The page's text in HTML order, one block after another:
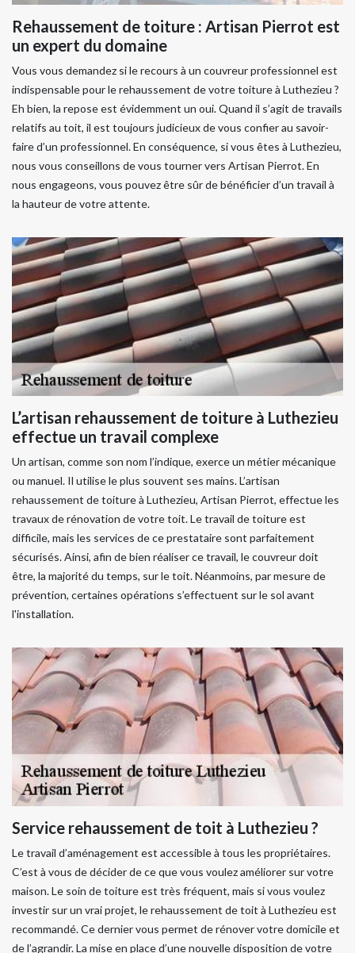
Rehaussement de toiture : Artisan Pierrot est
un expert du domaine
Vous vous demandez si le recours à un couvreur professionnel est
indispensable pour le rehaussement de votre toiture à Luthezieu ?
Eh bien, la repose est évidemment un oui. Quand il s’agit de travails
relatifs au toit, il est toujours judicieux de vous confier au savoir-
faire d’un professionnel. En conséquence, si vous êtes à Luthezieu,
nous vous conseillons de vous tourner vers Artisan Pierrot. En
nous engageons, vous pouvez être sûr de bénéficier d’un travail à
la hauteur de votre attente.
L’artisan rehaussement de toiture à Luthezieu
effectue un travail complexe
Un artisan, comme son nom l’indique, exerce un métier mécanique
ou manuel. Il utilise le plus souvent ses mains. L’artisan
rehaussement de toiture à Luthezieu, Artisan Pierrot, effectue les
travaux de rénovation de votre toit. Le travail de toiture est
difficile, mais les services de ce prestataire sont parfaitement
sécurisés. Ainsi, afin de bien réaliser ce travail, le couvreur doit
être, la majorité du temps, sur le toit. Néanmoins, par mesure de
prévention, certaines opérations s’effectuent sur le sol avant
l'installation.
Service rehaussement de toit à Luthezieu ?
Le travail d’aménagement est accessible à tous les propriétaires.
C’est à vous de décider de ce que vous voulez améliorer sur votre
maison. Le soin de toiture est très fréquent, mais si vous voulez
investir sur un vrai projet, le rehaussement de toit à Luthezieu est
recommandé. Ce dernier vous permet de rénover votre domicile et
de l’agrandir. La mise en place d’une nouvelle disposition de votre